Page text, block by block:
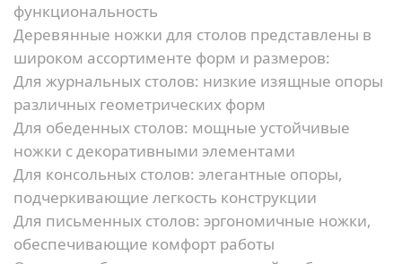
функциональность
Деревянные ножки для столов представлены в
широком ассортименте форм и размеров:
Для журнальных столов: низкие изящные опоры
различных геометрических форм
Для обеденных столов: мощные устойчивые
ножки с декоративными элементами
Для консольных столов: элегантные опоры,
подчеркивающие легкость конструкции
Для письменных столов: эргономичные ножки,
обеспечивающие комфорт работы